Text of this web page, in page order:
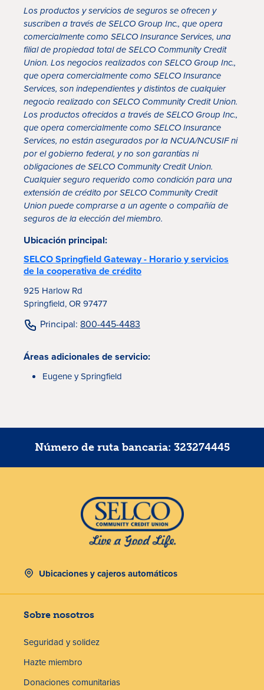
In English
Los productos y servicios de seguros se ofrecen y
suscriben a través de SELCO Group Inc., que opera
comercialmente como SELCO Insurance Services, una
filial de propiedad total de SELCO Community Credit
Union. Los negocios realizados con SELCO Group Inc.,
que opera comercialmente como SELCO Insurance
Services, son independientes y distintos de cualquier
negocio realizado con SELCO Community Credit Union.
Los productos ofrecidos a través de SELCO Group Inc.,
que opera comercialmente como SELCO Insurance
Services, no están asegurados por la NCUA/NCUSIF ni
por el gobierno federal, y no son garantías ni
obligaciones de SELCO Community Credit Union.
Cualquier seguro requerido como condición para una
extensión de crédito por SELCO Community Credit
Union puede comprarse a un agente o compañía de
seguros de la elección del miembro.
Ubicación principal:
SELCO Springfield Gateway - Horario y servicios
de la cooperativa de crédito
925 Harlow Rd
Springfield, OR 97477
Principal: 800-445-4483
Áreas adicionales de servicio:
Eugene y Springfield
Número de ruta bancaria: 323274445
Ubicaciones y cajeros automáticos
Sobre nosotros
Seguridad y solidez
Hazte miembro
Donaciones comunitarias